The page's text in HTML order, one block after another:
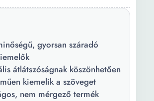
Extra finom Felkövér
toxikus Fluoreszkáló szín
Csúszásgátló
szett: 6
6 x Szövegkiemelő
gyorsan száradó
átlátszóságnak köszönhetően
kiemelik a szöveget
nem mérgező termék